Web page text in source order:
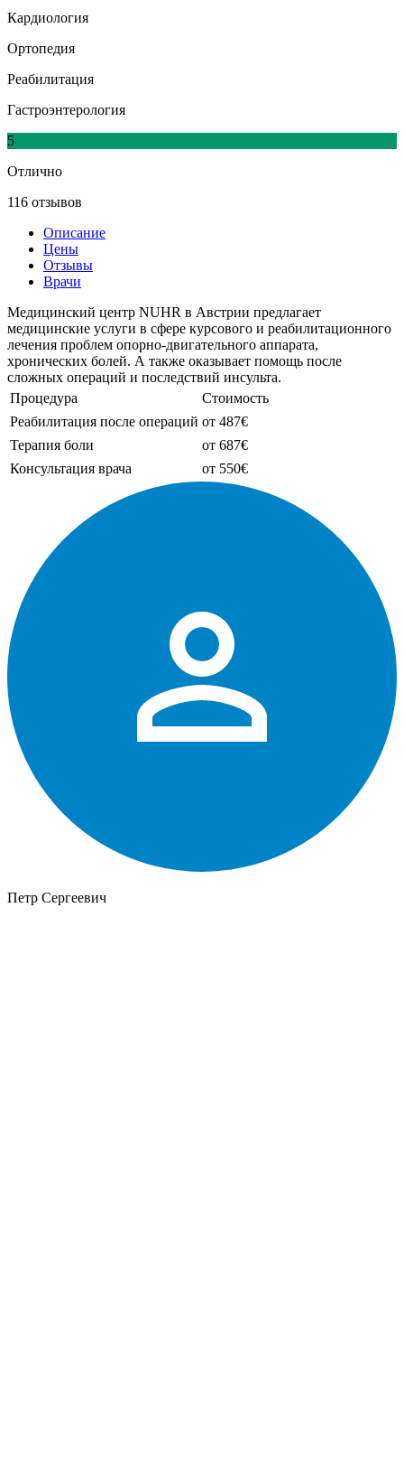
Кардиология
Ортопедия
Реабилитация
Гастроэнтерология
5
Отлично
116 отзывов
Описание
Цены
Отзывы
Врачи
Медицинский центр NUHR в Австрии предлагает
медицинские услуги в сфере курсового и реабилитационного
лечения проблем опорно-двигательного аппарата,
хронических болей. А также оказывает помощь после
сложных операций и последствий инсульта.
Процедура
Стоимость
Реабилитация после операций от 487€
Терапия боли
от 687€
Консультация врача
от 550€
Петр Сергеевич